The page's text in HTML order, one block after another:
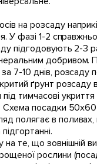
на розсаду
У фазі 1-2
підгодовують 2-3
добривом.
7-10 днів, розсаду
ґрунт
тимчасові
Схема посадки
полягає в поливах,
на те, що зовнішній
рослини